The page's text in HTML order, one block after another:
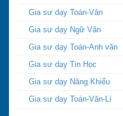
Gia sư dạy Toán-Văn
Gia sư dạy Ngữ Văn
Gia sư dạy Toán-Anh văn
Gia sư dạy Tin Học
Gia sư dạy Năng Khiếu
Gia sư dạy Toán-Văn-Lí